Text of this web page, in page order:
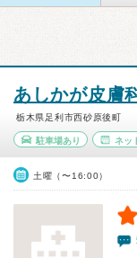
あしかが皮膚
栃木県足利市西砂原後町
駐車場あり ネッ
土曜（〜16:00）